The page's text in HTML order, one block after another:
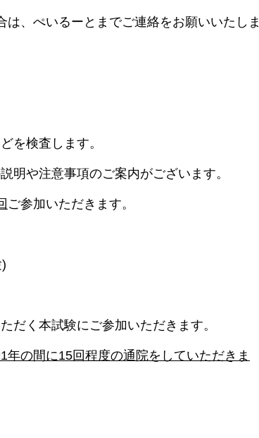
、ぺいるーとまでご連絡をお願いいたし
を検査します。
明や注意事項のご案内がございます。
ご参加いただきます。
だく本試験にご参加いただきます。
の間に15回程度の通院をしていただきま